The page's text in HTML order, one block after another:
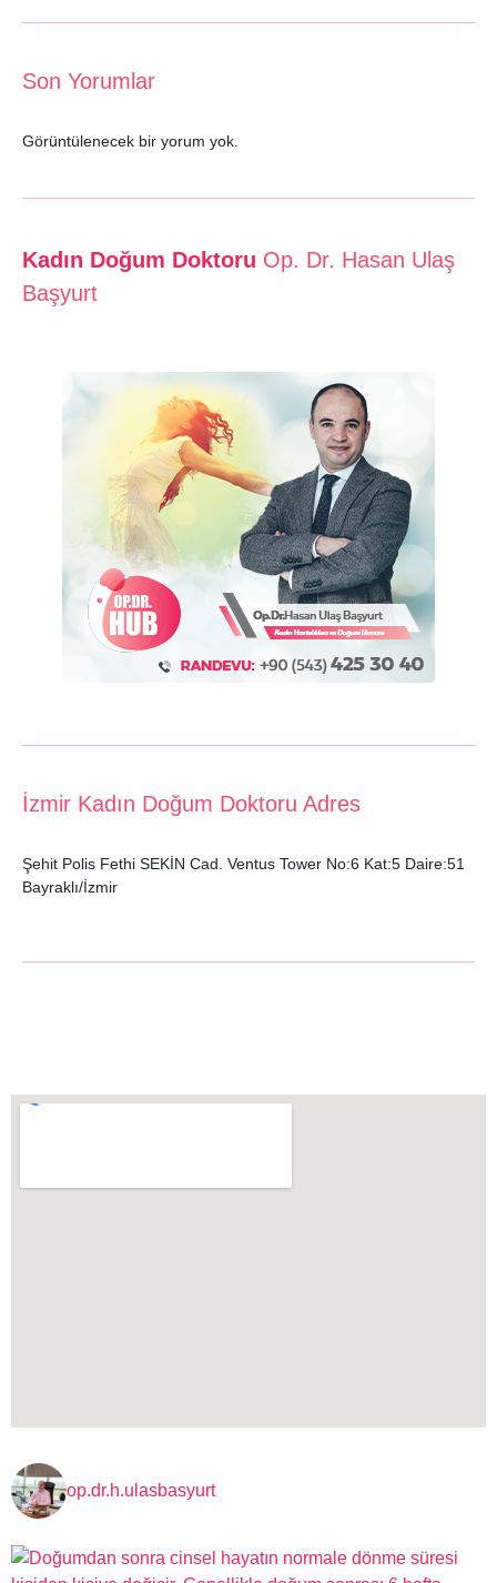
Son Yorumlar
Görüntülenecek bir yorum yok.
Kadın Doğum Doktoru Op. Dr. Hasan Ulaş
Başyurt
İzmir Kadın Doğum Doktoru Adres
Şehit Polis Fethi SEKİN Cad. Ventus Tower No:6 Kat:5 Daire:51
Bayraklı/İzmir
op.dr.h.ulasbasyurt